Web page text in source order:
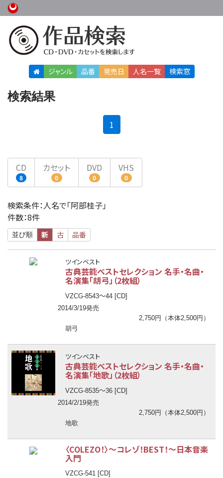
ジャンル 品番 発売日 人名一覧 検索窓
検索結果
1
CD
8
カセット
0
DVD
0
VHS
0
検索条件：人名で「阿部桂子」
件数：8件
並び順 新 古 品番
ツインベスト
古典芸能ベストセレクション 名手・名曲・
名演集「胡弓」（2枚組）
VZCG-8543〜44 [CD]
2014/3/19発売
2,750円（本体2,500円）
胡弓
ツインベスト
古典芸能ベストセレクション 名手・名曲・
名演集「地歌」（2枚組）
VZCG-8535〜36 [CD]
2014/2/19発売
2,750円（本体2,500円）
地歌
〈COLEZO！〉〜コレゾ！BEST！〜日本音楽
入門
VZCG-541 [CD]